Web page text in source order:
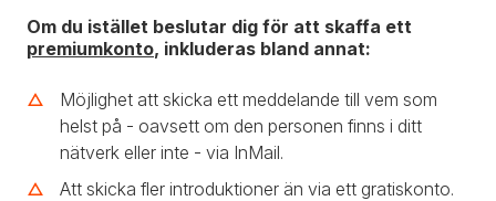
Om du istället beslutar dig för att skaffa ett
premiumkonto, inkluderas bland annat:
Möjlighet att skicka ett meddelande till vem som
helst på - oavsett om den personen finns i ditt
nätverk eller inte - via InMail.
Att skicka fler introduktioner än via ett gratiskonto.